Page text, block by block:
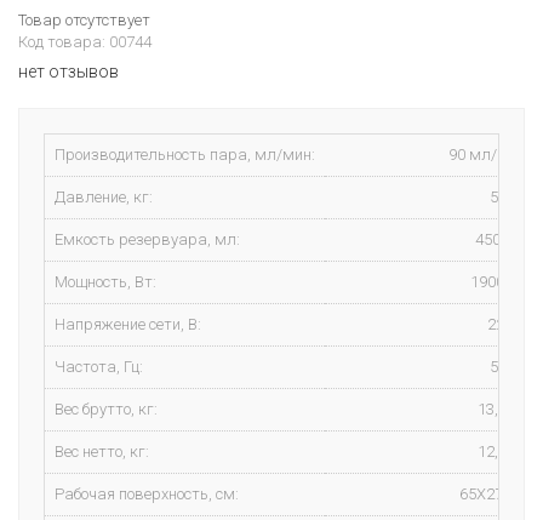
Товар отсутствует
Код товара: 00744
нет отзывов
Производительность пара, мл/мин: 90 мл/мин
Давление, кг: 50 кг
Емкость резервуара, мл: 450 мл
Мощность, Вт: 1900 Вт
Напряжение сети, В: 220 В
Частота, Гц: 50 Гц
Вес брутто, кг: 13,6 кг
Вес нетто, кг: 12,6 кг
Рабочая поверхность, см: 65X27 см